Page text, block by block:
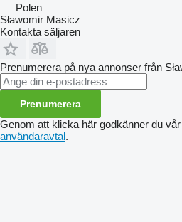
Polen
Sławomir Masicz
Kontakta säljaren
Prenumerera på nya annonser från
Prenumerera
Genom att klicka här godkänner du vår
användaravtal.